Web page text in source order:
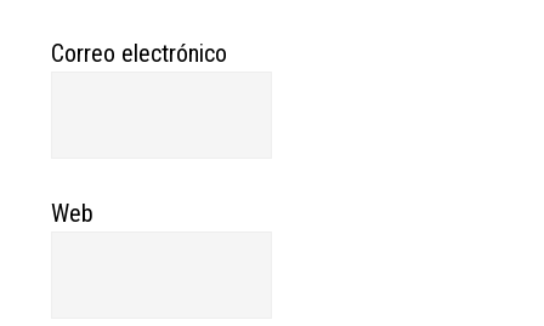
Correo electrónico
Web